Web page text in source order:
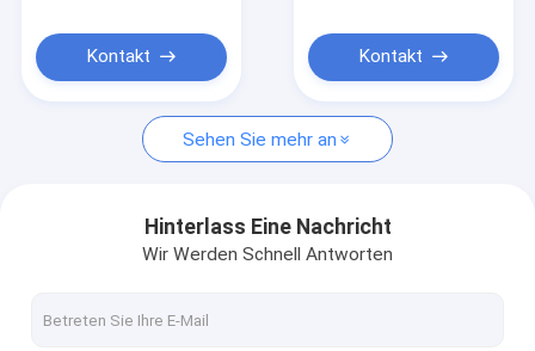
habitableKontakt Kontakt
Sehen Sie mehr an
Hinterlass Eine Nachricht
Wir Werden Schnell Antworten